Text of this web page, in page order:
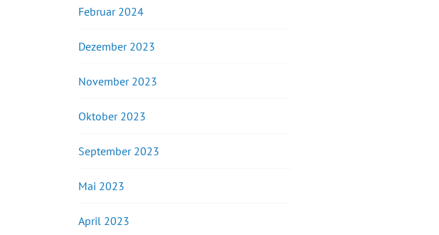
Februar 2024
Dezember 2023
November 2023
Oktober 2023
September 2023
Mai 2023
April 2023